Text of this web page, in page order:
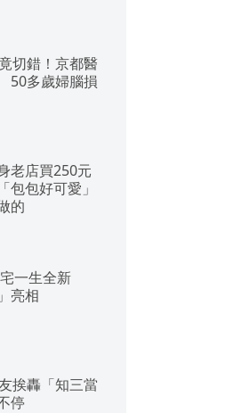
切錯！京都醫
50多歲婦腦損
老店買250元
包好可愛」
的
亮相
挨轟「知三當
停